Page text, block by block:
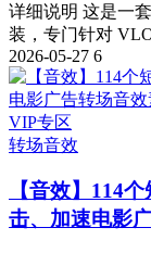
详细说明 这是一
装，专门针对
2026-05-27 6
VIP专区
转场音效
【音效】114
击、加速电影